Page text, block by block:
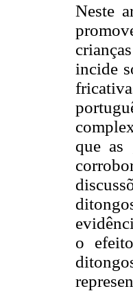
Neste
incide
que as
o